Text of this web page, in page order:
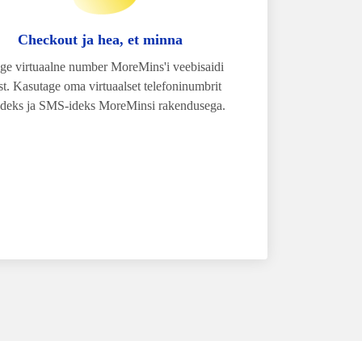
Checkout ja hea, et minna
virtuaalne number MoreMins'i veebisaidi
Kasutage oma virtuaalset telefoninumbrit
ja SMS-ideks MoreMinsi rakendusega.